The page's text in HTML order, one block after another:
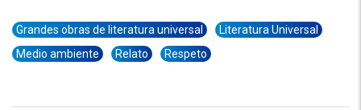
Grandes obras de literatura universal
Literatura Universal
Medio ambiente
Relato Respeto